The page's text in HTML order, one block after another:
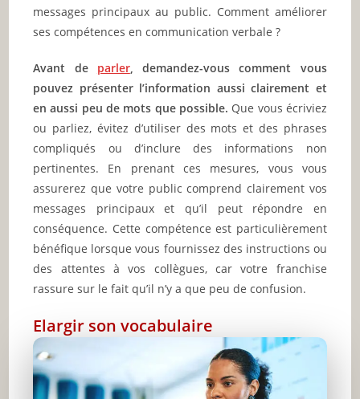
messages principaux au public. Comment améliorer
ses compétences en communication verbale ?
Avant de parler, demandez-vous comment vous
pouvez présenter l’information aussi clairement et
en aussi peu de mots que possible. Que vous écriviez
ou parliez, évitez d’utiliser des mots et des phrases
compliqués ou d’inclure des informations non
pertinentes. En prenant ces mesures, vous vous
assurerez que votre public comprend clairement vos
messages principaux et qu’il peut répondre en
conséquence. Cette compétence est particulièrement
bénéfique lorsque vous fournissez des instructions ou
des attentes à vos collègues, car votre franchise
rassure sur le fait qu’il n’y a que peu de confusion.
Elargir son vocabulaire